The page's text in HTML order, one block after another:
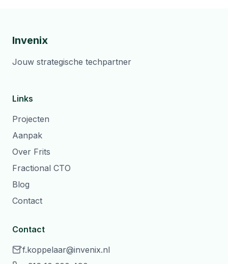
Invenix
Jouw strategische techpartner
Links
Projecten
Aanpak
Over Frits
Fractional CTO
Blog
Contact
Contact
f.koppelaar@invenix.nl